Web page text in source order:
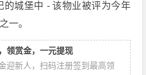
的城堡中 - 该物业被评为今年
一。
领赏金，一元提现
迎新人，扫码注册签到最高领